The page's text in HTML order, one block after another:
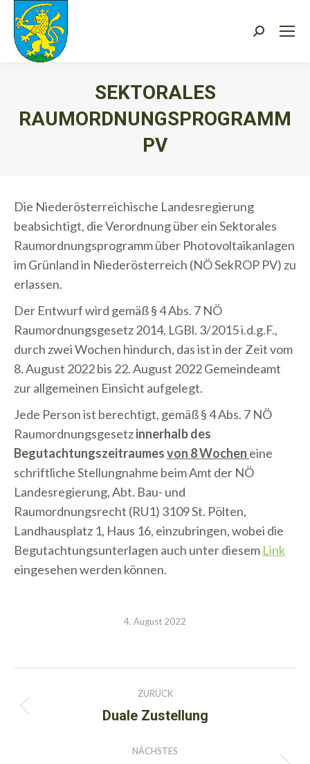
Search:
SEKTORALES
RAUMORDNUNGSPROGRAMM
PV
Die Niederösterreichische Landesregierung
beabsichtigt, die Verordnung über ein Sektorales
Raumordnungsprogramm über Photovoltaikanlagen
im Grünland in Niederösterreich (NÖ SekROP PV) zu
erlassen.
Der Entwurf wird gemäß § 4 Abs. 7 NÖ
Raumordnungsgesetz 2014, LGBl. 3/2015 i.d.g.F.,
durch zwei Wochen hindurch, das ist in der Zeit vom
8. August 2022 bis 22. August 2022 Gemeindeamt
zur allgemeinen Einsicht aufgelegt.
Jede Person ist berechtigt, gemäß § 4 Abs. 7 NÖ
Raumordnungsgesetzinnerhalb des
Begutachtungszeitraumesvon 8 Wochen eine
schriftliche Stellungnahme beim Amt der NÖ
Landesregierung, Abt. Bau- und
Raumordnungsrecht (RU1) 3109 St. Pölten,
Landhausplatz 1, Haus 16, einzubringen, wobei die
Begutachtungsunterlagen auch unter diesem Link
eingesehen werden können.
4. August 2022
Kommentarnavigation
ZURÜCK
Vorheriger
Duale Zustellung
NÄCHSTES